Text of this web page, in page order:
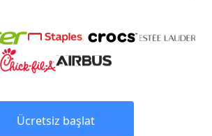
Ücretsiz başlat